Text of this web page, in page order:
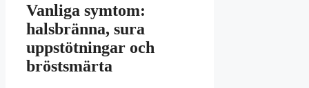
Vanliga symtom:
halsbränna, sura
uppstötningar och
bröstsmärta